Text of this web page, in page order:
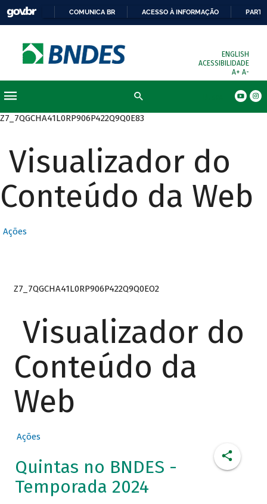
COMUNICA BR ACESSO À INFORMAÇÃO
ENGLISH
ACESSIBILIDADE
A+ A-
Z7_7QGCHA41L0RP906P422Q9Q0E83
Visualizador do
Conteúdo da Web
Ações
Z7_7QGCHA41L0RP906P422Q9Q0EO2
Visualizador do
Conteúdo da
Web
Ações
Quintas no BNDES -
Temporada 2024